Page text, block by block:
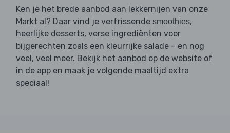
Ken je het brede aanbod aan lekkernijen van onze
Markt al? Daar vind je verfrissende smoothies,
heerlijke desserts, verse ingrediënten voor
bijgerechten zoals een kleurrijke salade – en nog
veel, veel meer. Bekijk het aanbod op de website of
in de app en maak je volgende maaltijd extra
speciaal!